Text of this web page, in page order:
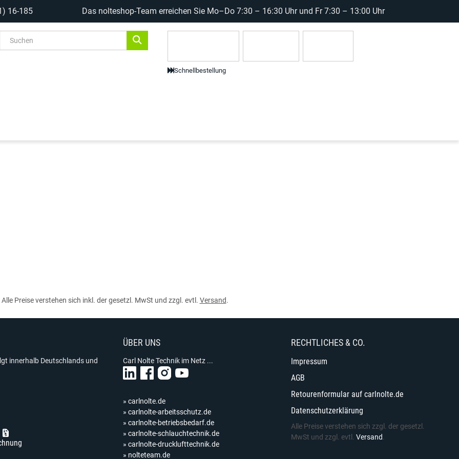
16-185 Das nolteshop-Team erreichen Sie Mo–Do 7:30 – 16:30 Uhr und Fr 7:30 – 13:00 Uhr
Schnellbestellung
Alle Preise verstehen sich inkl. der gesetzl. MwSt und zzgl. evtl. Versand.
innerhalb Deutschlands und
ÜBER UNS
Carl Nolte Technik im Netz ...
» carlnolte.de
» carlnolte-arbeitsschutz.de
» carlnolte-betriebsbedarf.de
» carlnolte-schlauchtechnik.de
» carlnolte-drucklufttechnik.de
» nolteteam.de
RECHTLICHES & CO.
Impressum
AGB
Retourenformular auf carlnolte.de
Datenschutzerklärung
Alle Preise verstehen sich zzgl. der gesetzl.
MwSt und zzgl. evtl. Versand